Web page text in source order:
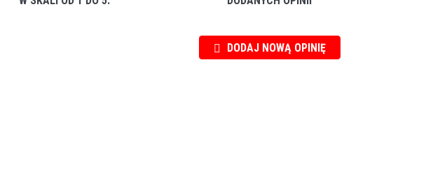
DODAJ NOWĄ OPINIĘ